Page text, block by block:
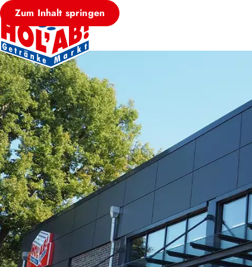
Zum Inhalt springen
HOL’AB!